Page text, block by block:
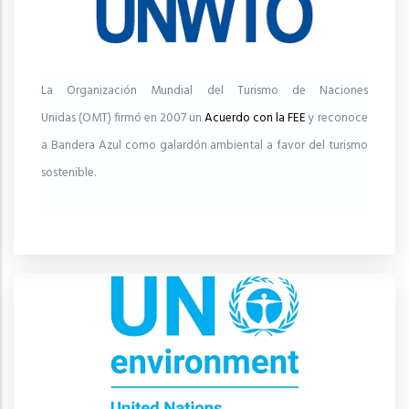
La Organización Mundial del Turismo de Naciones
Unidas (OMT) firmó en 2007 unAcuerdo con la FEEy reconoce
a Bandera Azul como galardón ambiental a favor del turismo
sostenible.